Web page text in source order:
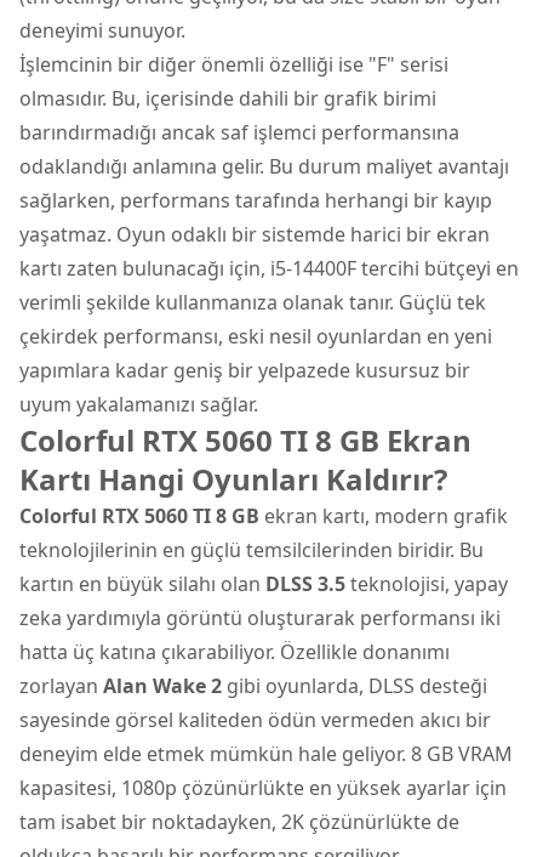
deneyimi sunuyor.
İşlemcinin bir diğer önemli özelliği ise "F" serisi
olmasıdır. Bu, içerisinde dahili bir grafik birimi
barındırmadığı ancak saf işlemci performansına
odaklandığı anlamına gelir. Bu durum maliyet avantajı
sağlarken, performans tarafında herhangi bir kayıp
yaşatmaz. Oyun odaklı bir sistemde harici bir ekran
kartı zaten bulunacağı için, i5-14400F tercihi bütçeyi en
verimli şekilde kullanmanıza olanak tanır. Güçlü tek
çekirdek performansı, eski nesil oyunlardan en yeni
yapımlara kadar geniş bir yelpazede kusursuz bir
uyum yakalamanızı sağlar.
Colorful RTX 5060 TI 8 GB Ekran
Kartı Hangi Oyunları Kaldırır?
Colorful RTX 5060 TI 8 GB ekran kartı, modern grafik
teknolojilerinin en güçlü temsilcilerinden biridir. Bu
kartın en büyük silahı olan DLSS 3.5teknolojisi, yapay
zeka yardımıyla görüntü oluşturarak performansı iki
hatta üç katına çıkarabiliyor. Özellikle donanımı
zorlayan Alan Wake 2 gibi oyunlarda, DLSS desteği
sayesinde görsel kaliteden ödün vermeden akıcı bir
deneyim elde etmek mümkün hale geliyor. 8 GB VRAM
kapasitesi, 1080p çözünürlükte en yüksek ayarlar için
tam isabet bir noktadayken, 2K çözünürlükte de